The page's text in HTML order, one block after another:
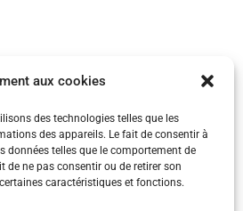
aux cookies
des technologies telles que les
des appareils. Le fait de consentir à
données telles que le comportement de
de ne pas consentir ou de retirer son
caractéristiques et fonctions.